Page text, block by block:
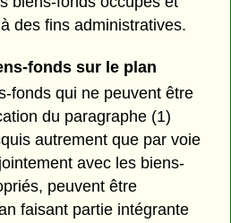
des fins administratives.
fonds sur le plan
fonds qui ne peuvent être
du paragraphe (1)
autrement que par voie
avec les biens-
peuvent être
faisant partie intégrante